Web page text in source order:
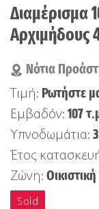
content
Διαμέρισμα
Αρχιμήδους
Νότια
Τιμή: Ρωτήστε
Εμβαδόν: 107
Υπνοδωμάτια: 3
Έτος
Ζώνη: Οικιστική
Sold